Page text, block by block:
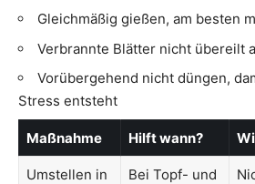
Gleichmäßig gießen, am besten
Verbrannte Blätter nicht übereilt
Vorübergehend nicht düngen,
Stress entsteht
Maßnahme Hilft wann?
Umstellen in
Bei Topf- und